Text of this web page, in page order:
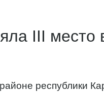
III место
республики